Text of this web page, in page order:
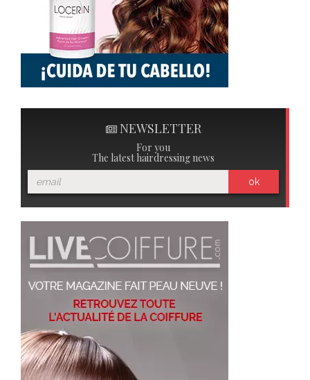
NEWSLETTER
For you
The latest hairdressing news
ok